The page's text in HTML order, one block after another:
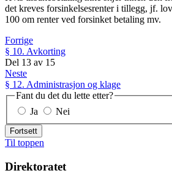
det kreves forsinkelsesrenter i tillegg, jf.
100 om renter ved forsinket betaling mv.
Forrige
§ 10. Avkorting
Del 13 av 15
Neste
§ 12. Administrasjon og klage
Fant du det du lette etter?
Ja
Nei
Fortsett
Til toppen
Direktoratet